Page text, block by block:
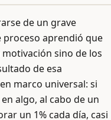
de un grave
proceso aprendió que
sino de los
de esa
marco universal: si
algo, al cabo de un
un 1% cada día, casi